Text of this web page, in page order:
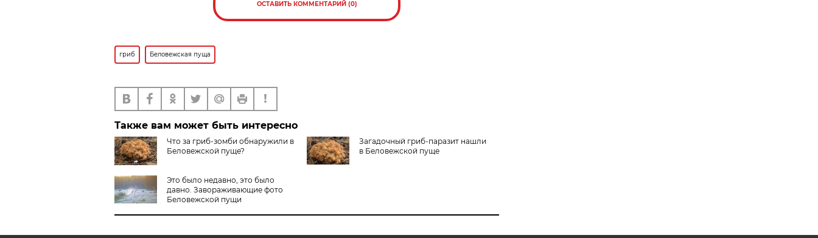
ОСТАВИТЬ КОММЕНТАРИЙ (0)
гриб Беловежская пуща
Также вам может быть интересно
Что за гриб-зомби обнаружили в
Беловежской пуще?
Загадочный гриб-паразит нашли
в Беловежской пуще
Это было недавно, это было
давно. Завораживающие фото
Беловежской пущи